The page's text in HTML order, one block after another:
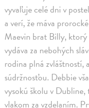
vyvaľuje celé dni v
a verí, že máva
Maevin brat Billy, ktorý
vydáva za nebohých
rodina plná zvláštností,
súdržnosťou. Debbie
vysokú školu v
vlakom za vzdelaním.